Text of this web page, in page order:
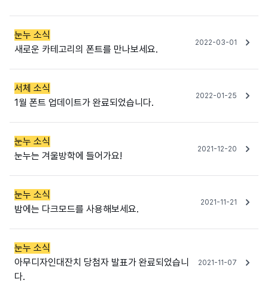
눈누 소식
새로운 카테고리의 폰트를 만나보세요.
2022-03-01
서체 소식
1월 폰트 업데이트가 완료되었습니다.
2022-01-25
눈누 소식
눈누는 겨울방학에 들어가요!
2021-12-20
눈누 소식
밤에는 다크모드를 사용해보세요.
2021-11-21
눈누 소식
아무디자인대잔치 당첨자 발표가 완료되었습니
다.
2021-11-07